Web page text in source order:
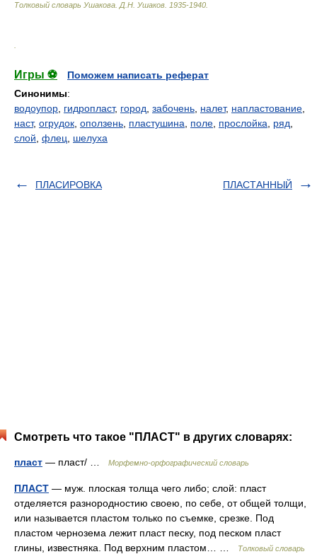
Толковый словарь Ушакова Д.Н. Ушаков. 1935-1940
Игры ⚽
Поможем написать реферат
Синонимы:
водоупор гидропласт, город забочень налет, напластование
наст, огрудок оползень пластушина поле прослойка ряд
слой флец шелуха
ПЛАСИРОВКА ПЛАСТАННЫЙ
Смотреть что такое "ПЛАСТ" в других словарях:
пласт — пласт/ … Морфемно-орфографический словарь
ПЛАСТ — муж. плоская толща чего либо; слой: пласт
отделяется разнородностию своею, по себе, от общей толщи,
или называется пластом только по съемке, срезке. Под
пластом чернозема лежит пласт песку, под песком пласт
глины, известняка. Под верхним пластом… …
Толковый словарь